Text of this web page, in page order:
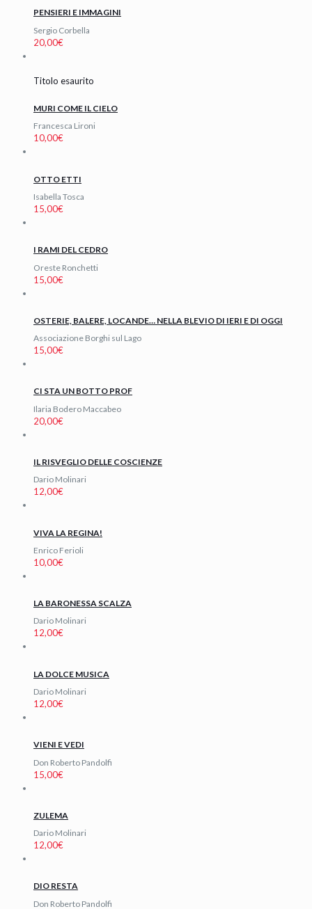
PENSIERI E IMMAGINI
Sergio Corbella
20,00€
Titolo esaurito
MURI COME IL CIELO
Francesca Lironi
10,00€
OTTO ETTI
Isabella Tosca
15,00€
I RAMI DEL CEDRO
Oreste Ronchetti
15,00€
OSTERIE, BALERE, LOCANDE… NELLA BLEVIO DI IERI E DI OGGI
Associazione Borghi sul Lago
15,00€
CI STA UN BOTTO PROF
Ilaria Bodero Maccabeo
20,00€
IL RISVEGLIO DELLE COSCIENZE
Dario Molinari
12,00€
VIVA LA REGINA!
Enrico Ferioli
10,00€
LA BARONESSA SCALZA
Dario Molinari
12,00€
LA DOLCE MUSICA
Dario Molinari
12,00€
VIENI E VEDI
Don Roberto Pandolfi
15,00€
ZULEMA
Dario Molinari
12,00€
DIO RESTA
Don Roberto Pandolfi